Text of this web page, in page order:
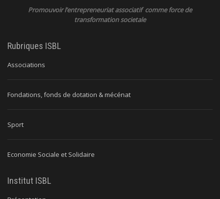
Promouvoir l’entrepreneuriat associatif comme force de
transformation societale
Rubriques ISBL
Associations
Fondations, fonds de dotation & mécénat
Sport
Economie Sociale et Solidaire
Institut ISBL